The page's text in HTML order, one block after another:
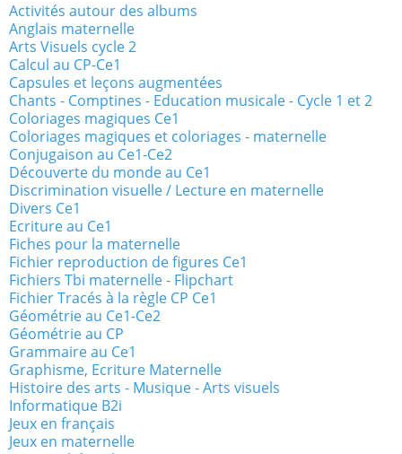
Activités autour des albums
Anglais maternelle
Arts Visuels cycle 2
Calcul au CP-Ce1
Capsules et leçons augmentées
Chants - Comptines - Education musicale - Cycle 1 et 2
Coloriages magiques Ce1
Coloriages magiques et coloriages - maternelle
Conjugaison au Ce1-Ce2
Découverte du monde au Ce1
Discrimination visuelle / Lecture en maternelle
Divers Ce1
Ecriture au Ce1
Fiches pour la maternelle
Fichier reproduction de figures Ce1
Fichiers Tbi maternelle - Flipchart
Fichier Tracés à la règle CP Ce1
Géométrie au Ce1-Ce2
Géométrie au CP
Grammaire au Ce1
Graphisme, Ecriture Maternelle
Histoire des arts - Musique - Arts visuels
Informatique B2i
Jeux en français
Jeux en maternelle